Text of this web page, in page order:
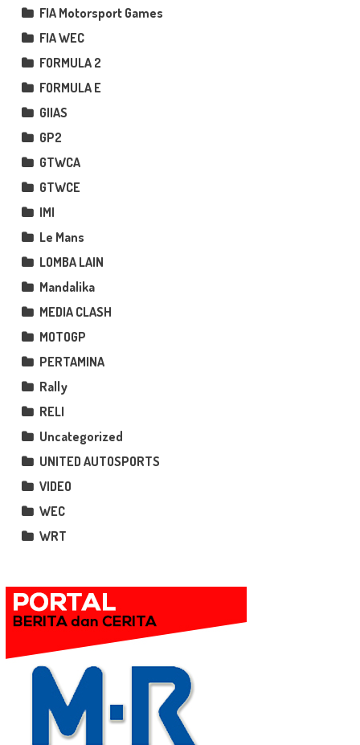
FIA Motorsport Games
FIA WEC
FORMULA 2
FORMULA E
GIIAS
GP2
GTWCA
GTWCE
IMI
Le Mans
LOMBA LAIN
Mandalika
MEDIA CLASH
MOTOGP
PERTAMINA
Rally
RELI
Uncategorized
UNITED AUTOSPORTS
VIDEO
WEC
WRT